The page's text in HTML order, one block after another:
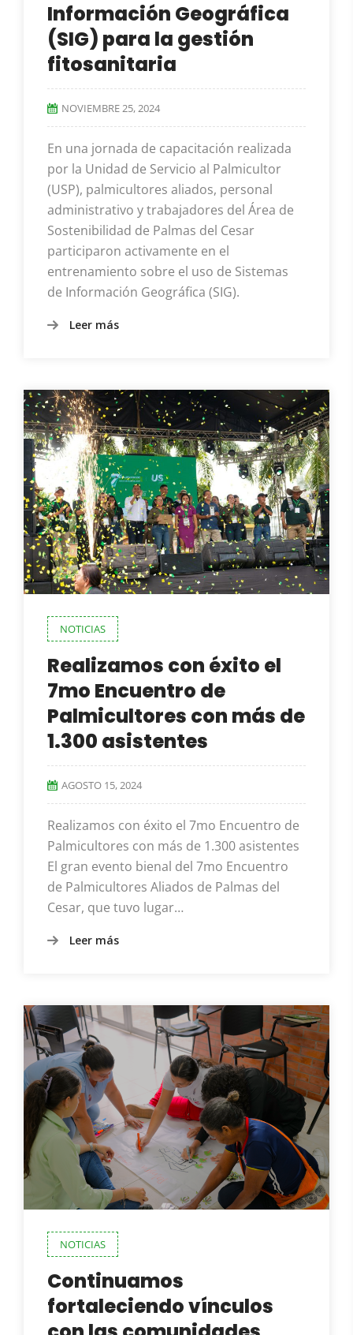
Información Geográfica
(SIG) para la gestión
fitosanitaria
NOVIEMBRE 25, 2024
En una jornada de capacitación realizada
por la Unidad de Servicio al Palmicultor
(USP), palmicultores aliados, personal
administrativo y trabajadores del Área de
Sostenibilidad de Palmas del Cesar
participaron activamente en el
entrenamiento sobre el uso de Sistemas
de Información Geográfica (SIG).
Leer más
NOTICIAS
Realizamos con éxito el
7mo Encuentro de
Palmicultores con más de
1.300 asistentes
AGOSTO 15, 2024
Realizamos con éxito el 7mo Encuentro de
Palmicultores con más de 1.300 asistentes
El gran evento bienal del 7mo Encuentro
de Palmicultores Aliados de Palmas del
Cesar, que tuvo lugar…
Leer más
NOTICIAS
Continuamos
fortaleciendo vínculos